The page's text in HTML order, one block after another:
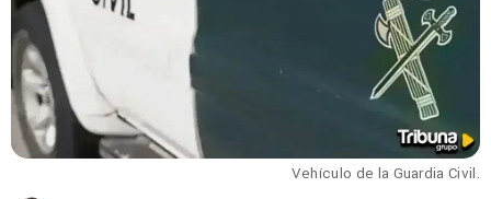
Vehículo de la Guardia Civil.